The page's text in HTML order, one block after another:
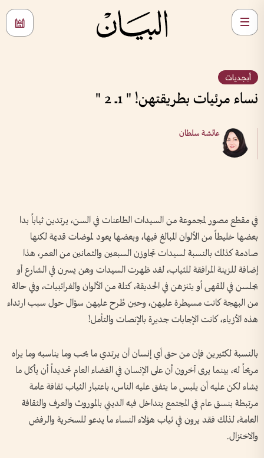
أبجديات
نساء مرئيات بطريقتهن! " 1ــ 2 "
عائشة سلطان
في مقطع مصور لمجموعة من السيدات الطاعنات في السن، يرتدين ثياباً بدا
بعضها خليطاً من الألوان المبالغ فيها، وبعضها يعود لموضات قديمة لكنها
صادمة كذلك بالنسبة لسيدات تجاوزن السبعين والثمانين من العمر، هذا
إضافة للزينة المرافقة للثياب، لقد ظهرت السيدات وهن يسرن في الشارع أو
يجلسن في المقهى أو يتنزهن في الحديقة، كتلة من الألوان والغرائبيات، وفي حالة
من البهجة كانت مسيطرة عليهن، وحين طُرح عليهن سؤال حول سبب ارتداء
هذه الأزياء، كانت الإجابات جديرة بالإنصات والتأمل!
بالنسبة لكثيرين فإن من حق أي إنسان أن يرتدي ما يحب وما يناسبه وما يراه
مريحاً له، بينما يرى آخرون أن على الإنسان في الفضاء العام تحديداً أن يأكل ما
يشاء لكن عليه أن يلبس ما يتفق عليه الناس، باعتبار الثياب ثقافة عامة
مرتبطة بنسق عام في المجتمع يتداخل فيه الديني بالموروث والعرف والثقافة
العامة، لذلك فقد يرون في ثياب هؤلاء النساء ما يدعو للسخرية والرفض
والاختزال.